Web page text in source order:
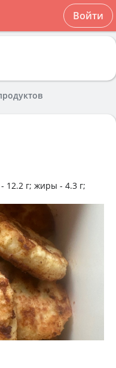
Войти
12.2 г; жиры - 4.3 г;